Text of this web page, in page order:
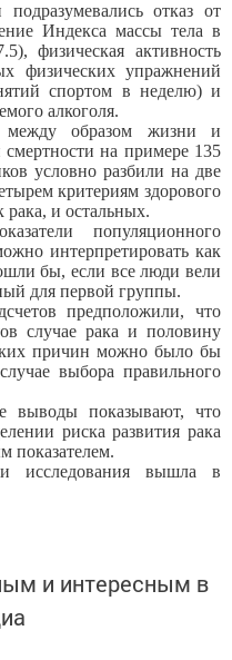
отказ от
Индекса массы тела в
физическая активность
физических упражнений
спортом в неделю) и
алкоголя.
между образом жизни и
смертности на примере 135
условно разбили на две
критериям здорового
и остальных.
популяционного
интерпретировать как
бы, если все люди вели
для первой группы.
предположили, что
случае рака и половину
причин можно было бы
выбора правильного
выводы показывают, что
риска развития рака
показателем.
исследования вышла в
и интересным в